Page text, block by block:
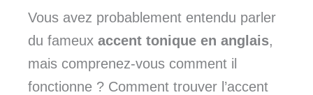
Vous avez probablement entendu parler
du fameux accent tonique en anglais,
mais comprenez-vous comment il
fonctionne ? Comment trouver l’accent